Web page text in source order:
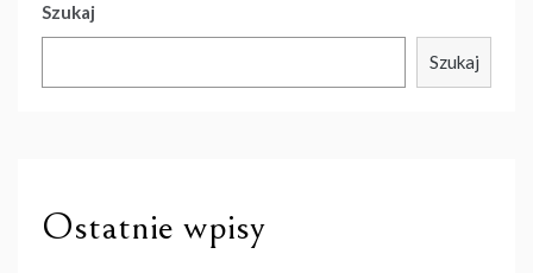
Szukaj
Szukaj
Ostatnie wpisy